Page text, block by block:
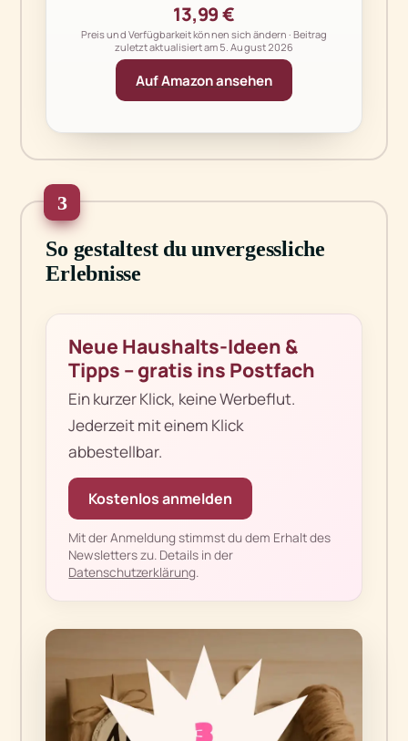
13,99 €
Preis und Verfügbarkeit können sich ändern · Beitrag
zuletzt aktualisiert am 5. August 2026
Auf Amazon ansehen
3
So gestaltest du unvergessliche
Erlebnisse
Neue Haushalts-Ideen &
Tipps – gratis ins Postfach
Ein kurzer Klick, keine Werbeflut.
Jederzeit mit einem Klick
abbestellbar.
Kostenlos anmelden
Mit der Anmeldung stimmst du dem Erhalt des
Newsletters zu. Details in der
Datenschutzerklärung.